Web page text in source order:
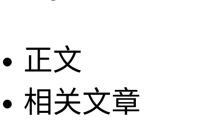
正文
相关文章